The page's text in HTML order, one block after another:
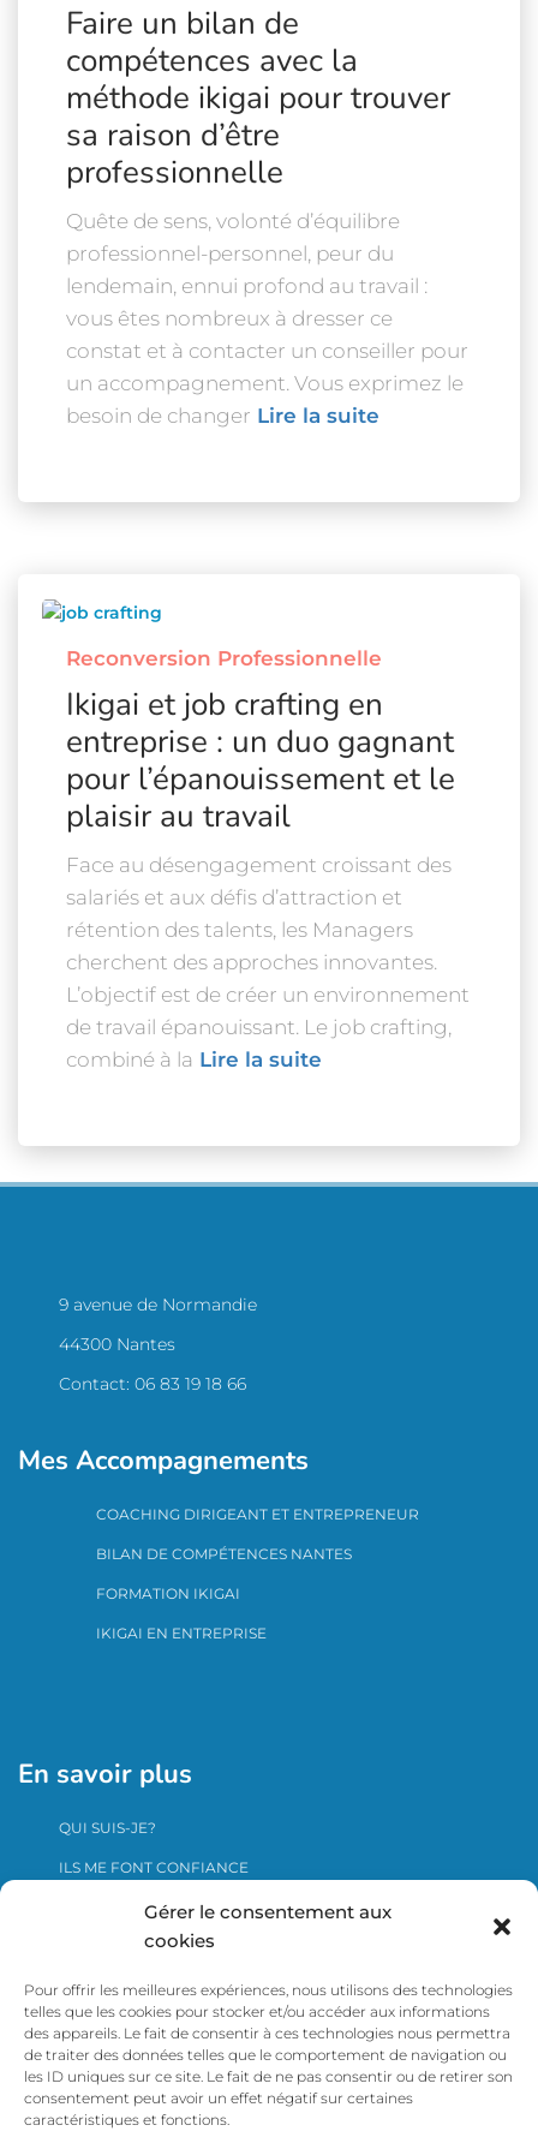
Gérer le consentement aux
cookies
Pour offrir les meilleures expériences, nous utilisons des technologies
telles que les cookies pour stocker et/ou accéder aux informations
des appareils. Le fait de consentir à ces technologies nous permettra
de traiter des données telles que le comportement de navigation ou
les ID uniques sur ce site. Le fait de ne pas consentir ou de retirer son
consentement peut avoir un effet négatif sur certaines
caractéristiques et fonctions.
Faire un bilan de
compétences avec la
méthode ikigai pour trouver
sa raison d’être
professionnelle
Quête de sens, volonté d’équilibre
professionnel-personnel, peur du
lendemain, ennui profond au travail :
vous êtes nombreux à dresser ce
constat et à contacter un conseiller pour
un accompagnement. Vous exprimez le
besoin de changer Lire la suite
Reconversion Professionnelle
Ikigai et job crafting en
entreprise : un duo gagnant
pour l’épanouissement et le
plaisir au travail
Face au désengagement croissant des
salariés et aux défis d’attraction et
rétention des talents, les Managers
cherchent des approches innovantes.
L’objectif est de créer un environnement
de travail épanouissant. Le job crafting,
combiné à la Lire la suite
9 avenue de Normandie
44300 Nantes
Contact: 06 83 19 18 66
Mes Accompagnements
COACHING DIRIGEANT ET ENTREPRENEUR
BILAN DE COMPÉTENCES NANTES
FORMATION IKIGAI
IKIGAI EN ENTREPRISE
En savoir plus
QUI SUIS-JE?
ILS ME FONT CONFIANCE
ME CONTACTER
Cliquer ici pour voir le certificat Qualiopi
ACCUEIL COACH DIRIGEANT ET ENTREPRENEUR